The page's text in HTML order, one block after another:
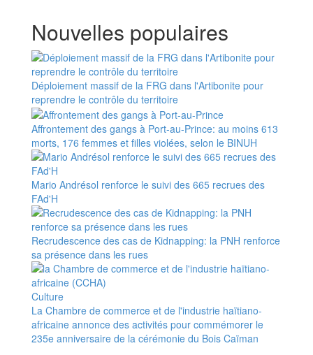
Nouvelles populaires
Déploiement massif de la FRG dans l'Artibonite pour
reprendre le contrôle du territoire
Affrontement des gangs à Port-au-Prince: au moins 613
morts, 176 femmes et filles violées, selon le BINUH
Mario Andrésol renforce le suivi des 665 recrues des
FAd'H
Recrudescence des cas de Kidnapping: la PNH renforce
sa présence dans les rues
Culture
La Chambre de commerce et de l'industrie haïtiano-
africaine annonce des activités pour commémorer le
235e anniversaire de la cérémonie du Bois Caïman